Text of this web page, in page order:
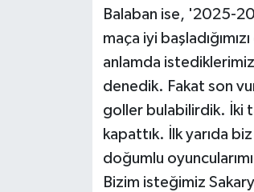
Balaban ise, '2025-
maça iyi
anlamda
denedik. Fakat son
goller bulabilirdik. İki
kapattık. İlk yarıda
doğumlu
Bizim isteğimiz